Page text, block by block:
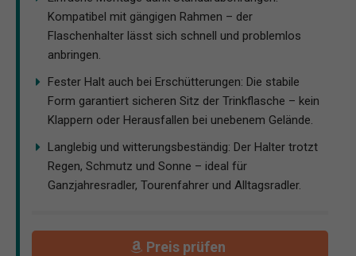
Kompatibel mit gängigen Rahmen – der
Flaschenhalter lässt sich schnell und problemlos
anbringen.
Fester Halt auch bei Erschütterungen: Die stabile
Form garantiert sicheren Sitz der Trinkflasche – kein
Klappern oder Herausfallen bei unebenem Gelände.
Langlebig und witterungsbeständig: Der Halter trotzt
Regen, Schmutz und Sonne – ideal für
Ganzjahresradler, Tourenfahrer und Alltagsradler.
Preis prüfen